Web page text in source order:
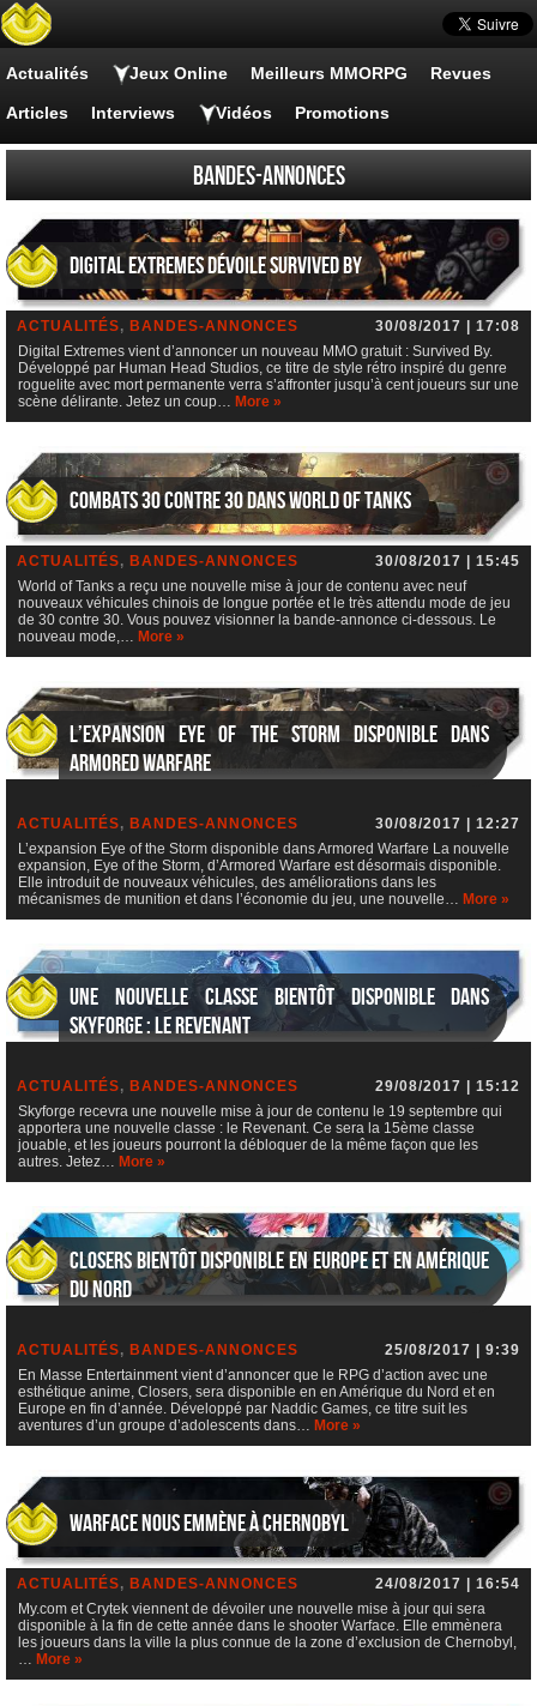
Actualités Jeux Online Meilleurs MMORPG Revues
Articles Interviews Vidéos Promotions
Bandes-annonces
Digital Extremes dévoile Survived By
ACTUALITÉS, BANDES-ANNONCES
30/08/2017 | 17:08
Digital Extremes vient d’annoncer un nouveau MMO gratuit : Survived By.
Développé par Human Head Studios, ce titre de style rétro inspiré du genre
roguelite avec mort permanente verra s’affronter jusqu’à cent joueurs sur une
scène délirante. Jetez un coup… More »
Combats 30 contre 30 dans World of Tanks
ACTUALITÉS, BANDES-ANNONCES
30/08/2017 | 15:45
World of Tanks a reçu une nouvelle mise à jour de contenu avec neuf
nouveaux véhicules chinois de longue portée et le très attendu mode de jeu
de 30 contre 30. Vous pouvez visionner la bande-annonce ci-dessous. Le
nouveau mode,… More »
L’expansion Eye of the Storm disponible dans
Armored Warfare
ACTUALITÉS, BANDES-ANNONCES
30/08/2017 | 12:27
L’expansion Eye of the Storm disponible dans Armored Warfare La nouvelle
expansion, Eye of the Storm, d’Armored Warfare est désormais disponible.
Elle introduit de nouveaux véhicules, des améliorations dans les
mécanismes de munition et dans l’économie du jeu, une nouvelle… More »
Une nouvelle classe bientôt disponible dans
Skyforge : le Revenant
ACTUALITÉS, BANDES-ANNONCES
29/08/2017 | 15:12
Skyforge recevra une nouvelle mise à jour de contenu le 19 septembre qui
apportera une nouvelle classe : le Revenant. Ce sera la 15ème classe
jouable, et les joueurs pourront la débloquer de la même façon que les
autres. Jetez… More »
Closers bientôt disponible en Europe et en Amérique
du Nord
ACTUALITÉS, BANDES-ANNONCES
25/08/2017 | 9:39
En Masse Entertainment vient d’annoncer que le RPG d’action avec une
esthétique anime, Closers, sera disponible en en Amérique du Nord et en
Europe en fin d’année. Développé par Naddic Games, ce titre suit les
aventures d’un groupe d’adolescents dans… More »
Warface nous emmène à Chernobyl
ACTUALITÉS, BANDES-ANNONCES
24/08/2017 | 16:54
My.com et Crytek viennent de dévoiler une nouvelle mise à jour qui sera
disponible à la fin de cette année dans le shooter Warface. Elle emmènera
les joueurs dans la ville la plus connue de la zone d’exclusion de Chernobyl,
… More »